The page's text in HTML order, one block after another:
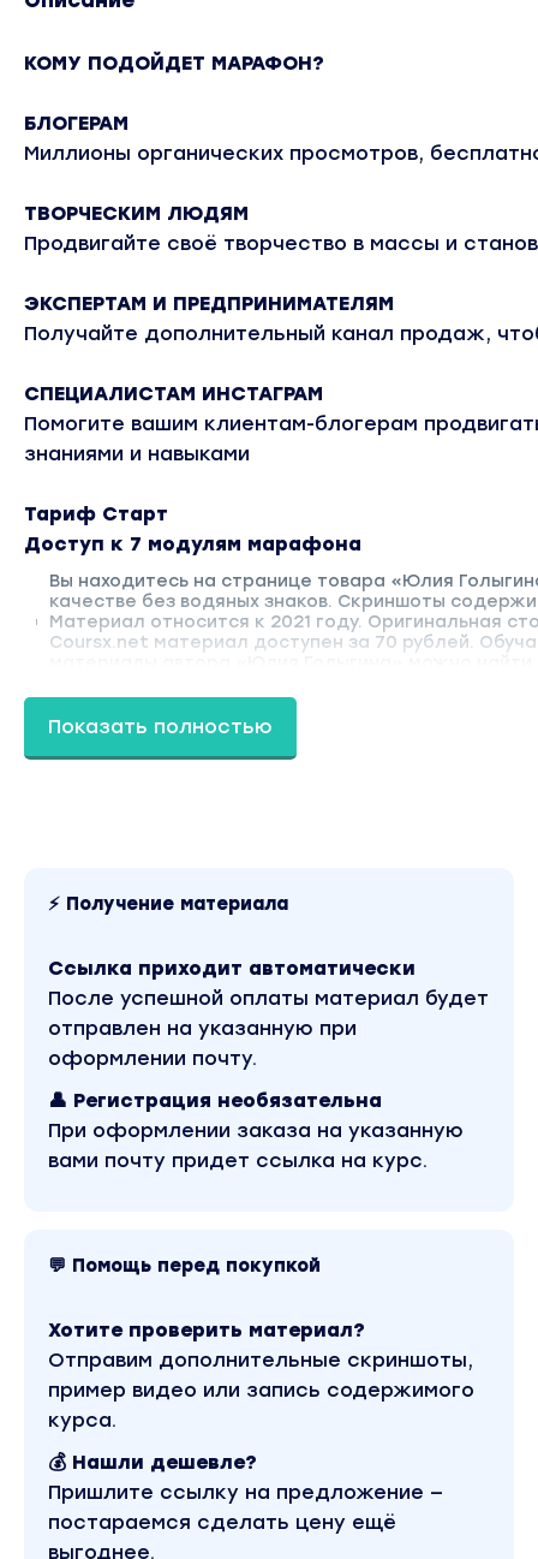
КОМУ ПОДОЙДЕТ МАРАФОН?
БЛОГЕРАМ
Миллионы органических просмотров,
ТВОРЧЕСКИМ ЛЮДЯМ
Продвигайте своё творчество в массы и
ЭКСПЕРТАМ И ПРЕДПРИНИМАТЕЛЯМ
Получайте дополнительный канал продаж,
СПЕЦИАЛИСТАМ ИНСТАГРАМ
Помогите вашим клиентам-блогерам
знаниями и навыками
Тариф Старт
Доступ к 7 модулям марафона
Вы находитесь на странице товара «Юлия
качестве без водяных знаков. Скриншоты
Материал относится к 2021 году. Оригинальная
Coursx.net материал доступен за 70 рублей.
Показать полностью
⚡ Получение материала
Ссылка приходит автоматически
После успешной оплаты материал будет
отправлен на указанную при
оформлении почту.
👤 Регистрация необязательна
При оформлении заказа на указанную
вами почту придет ссылка на курс.
💬 Помощь перед покупкой
Хотите проверить материал?
Отправим дополнительные скриншоты,
пример видео или запись содержимого
курса.
💰 Нашли дешевле?
Пришлите ссылку на предложение —
постараемся сделать цену ещё
выгоднее.